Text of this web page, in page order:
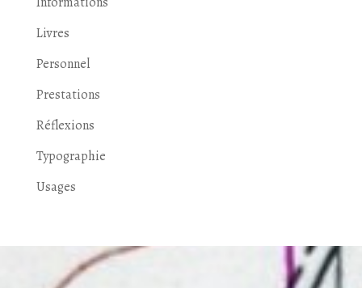
Livres
Personnel
Prestations
Réflexions
Typographie
Usages